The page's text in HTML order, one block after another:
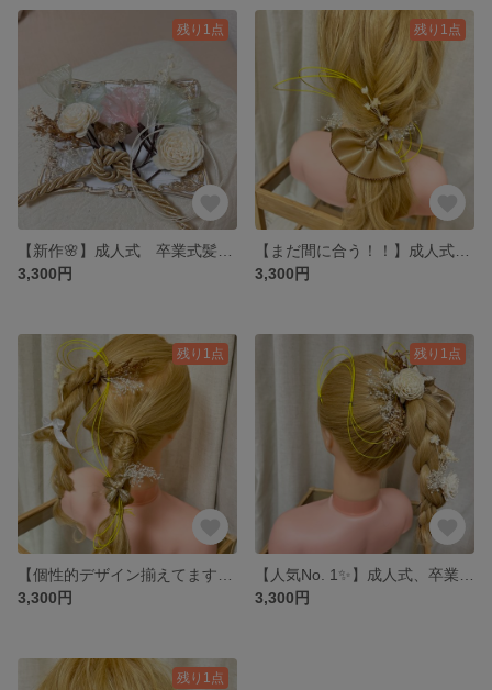
残り1点
3,300円
残り1点
3,300円
残り1点
3,300円
残り1点
3,300円
残り1点